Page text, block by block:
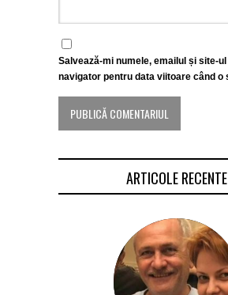
Salvează-mi numele, emailul și site-
navigator pentru data viitoare când o
ARTICOLE RECENTE